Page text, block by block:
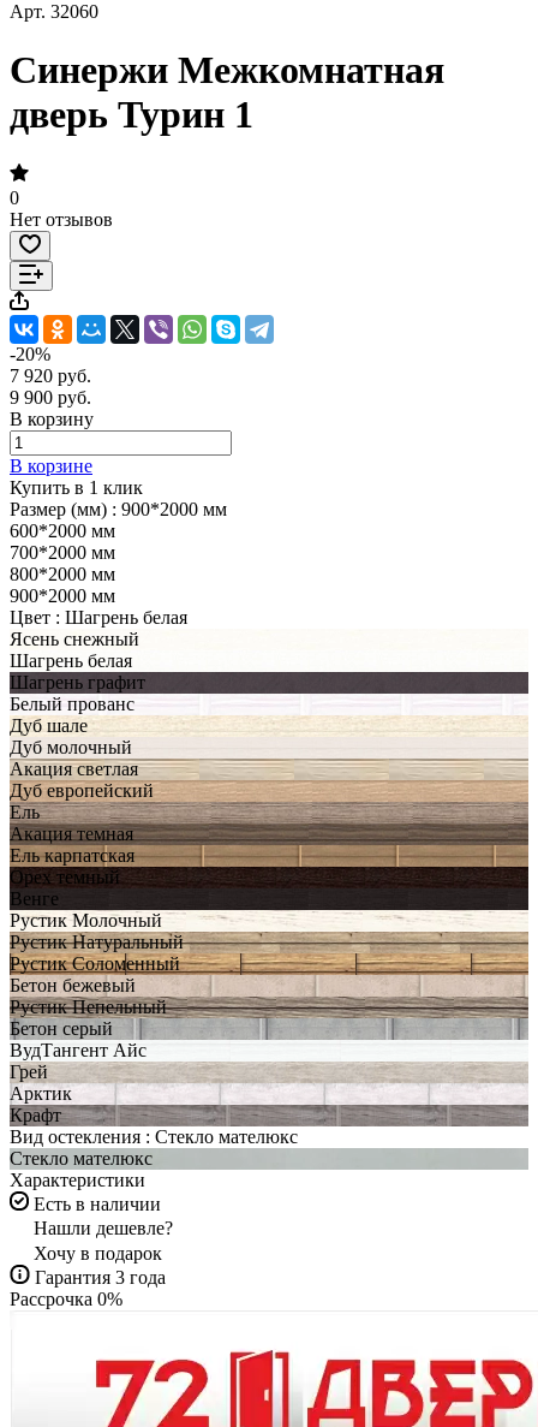
Арт. 32060
Синержи Межкомнатная
дверь Турин 1
0
Нет отзывов
-20%
7 920 руб.
9 900 руб.
В корзину
В корзине
Купить в 1 клик
Размер (мм) : 900*2000 мм
600*2000 мм
700*2000 мм
800*2000 мм
900*2000 мм
Цвет : Шагрень белая
Ясень снежный
Шагрень белая
Шагрень графит
Белый прованс
Дуб шале
Дуб молочный
Акация светлая
Дуб европейский
Ель
Акация темная
Ель карпатская
Орех темный
Венге
Рустик Молочный
Рустик Натуральный
Рустик Соломенный
Бетон бежевый
Рустик Пепельный
Бетон серый
ВудТангент Айс
Грей
Арктик
Крафт
Вид остекления : Стекло мателюкс
Стекло мателюкс
Характеристики
Есть в наличии
Нашли дешевле?
Хочу в подарок
Гарантия 3 года
Рассрочка 0%